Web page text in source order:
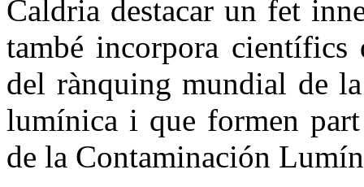
Caldria destacar un fet
també incorpora científics
del rànquing mundial de
lumínica i que formen
de la Contaminación